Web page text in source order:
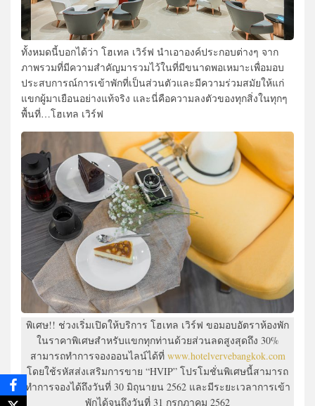
ทั้งหมดนี้บอกได้ว่า โฮเทล เวิร์ฟ นำเอาองค์ประกอบต่างๆ จาก
ภาพรวมที่มีความสำคัญมารวมไว้ในที่มีขนาดพอเหมาะเพื่อมอบ
ประสบการณ์การเข้าพักที่เป็นส่วนตัวและมีความร่วมสมัยให้แก่
แขกผู้มาเยือนอย่างแท้จริง และนี่คือความลงตัวของทุกสิ่งในทุกๆ
พื้นที่…โฮเทล เวิร์ฟ
พิเศษ!! ช่วงเริ่มเปิดให้บริการ โฮเทล เวิร์ฟ ขอมอบอัตราห้องพัก
ในราคาพิเศษสำหรับแขกทุกท่านด้วยส่วนลดสูงสุดถึง 30%
สามารถทำการจองออนไลน์ได้ที่ www.hotelvervebangkok.com
โดยใช้รหัสส่งเสริมการขาย “HVIP” โปรโมชั่นพิเศษนี้สามารถ
ทำการจองได้ถึงวันที่ 30 มิถุนายน 2562 และมีระยะเวลาการเข้า
พักได้จนถึงวันที่ 31 กรกฎาคม 2562